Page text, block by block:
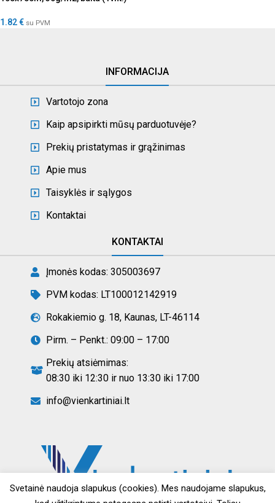
1.82€ su PVM
INFORMACIJA
Vartotojo zona
Kaip apsipirkti mūsų parduotuvėje?
Prekių pristatymas ir grąžinimas
Apie mus
Taisyklės ir sąlygos
Kontaktai
KONTAKTAI
Įmonės kodas: 305003697
PVM kodas: LT100012142919
Rokakiemio g. 18, Kaunas, LT-46114
Pirm. – Penkt.: 09:00 – 17:00
Prekių atsiėmimas:
08:30 iki 12:30 ir nuo 13:30 iki 17:00
info@vienkartiniai.lt
Svetainė naudoja slapukus (cookies). Mes naudojame slapukus,